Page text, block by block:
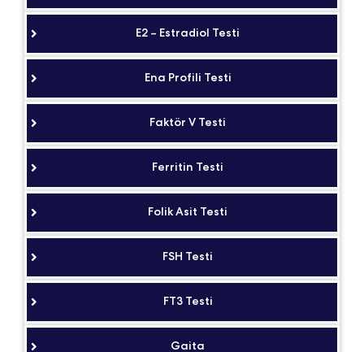
E2 – Estradiol Testi
Ena Profili Testi
Faktör V Testi
Ferritin Testi
Folik Asit Testi
FSH Testi
FT3 Testi
Gaita